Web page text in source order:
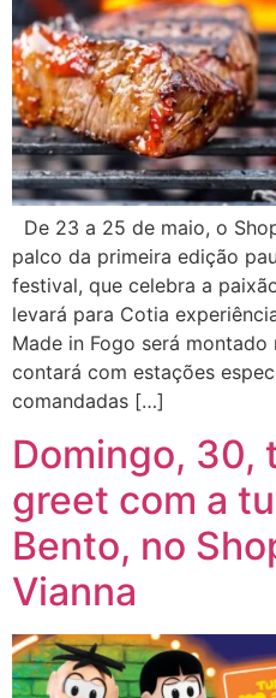
De 23 a 25 de maio, o
palco da primeira edição
festival, que celebra a
levará para Cotia
Made in Fogo será
contará com estações
comandadas […]
Domingo, 30,
greet com a
Bento, no
Vianna